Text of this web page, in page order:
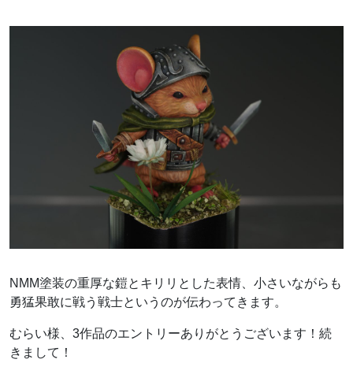
NMM塗装の重厚な鎧とキリリとした表情、小さいながらも
勇猛果敢に戦う戦士というのが伝わってきます。
むらい様、3作品のエントリーありがとうございます！続
きまして！